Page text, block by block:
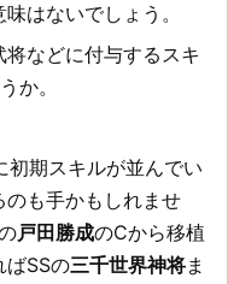
はないでしょう。
などに付与するスキ
か。
期スキルが並んでい
のも手かもしれませ
戸田勝成のCから移植
ばSSの三千世界神将ま